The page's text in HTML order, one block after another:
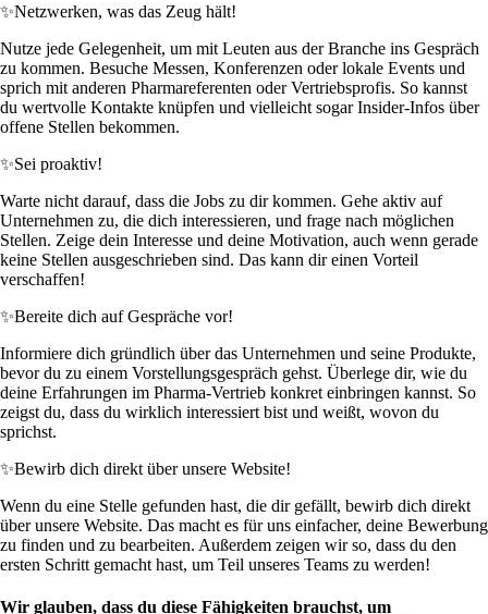
✨Netzwerken, was das Zeug hält!
Nutze jede Gelegenheit, um mit Leuten aus der Branche ins Gespräch
zu kommen. Besuche Messen, Konferenzen oder lokale Events und
sprich mit anderen Pharmareferenten oder Vertriebsprofis. So kannst
du wertvolle Kontakte knüpfen und vielleicht sogar Insider-Infos über
offene Stellen bekommen.
✨Sei proaktiv!
Warte nicht darauf, dass die Jobs zu dir kommen. Gehe aktiv auf
Unternehmen zu, die dich interessieren, und frage nach möglichen
Stellen. Zeige dein Interesse und deine Motivation, auch wenn gerade
keine Stellen ausgeschrieben sind. Das kann dir einen Vorteil
verschaffen!
✨Bereite dich auf Gespräche vor!
Informiere dich gründlich über das Unternehmen und seine Produkte,
bevor du zu einem Vorstellungsgespräch gehst. Überlege dir, wie du
deine Erfahrungen im Pharma-Vertrieb konkret einbringen kannst. So
zeigst du, dass du wirklich interessiert bist und weißt, wovon du
sprichst.
✨Bewirb dich direkt über unsere Website!
Wenn du eine Stelle gefunden hast, die dir gefällt, bewirb dich direkt
über unsere Website. Das macht es für uns einfacher, deine Bewerbung
zu finden und zu bearbeiten. Außerdem zeigen wir so, dass du den
ersten Schritt gemacht hast, um Teil unseres Teams zu werden!
Wir glauben, dass du diese Fähigkeiten brauchst, um